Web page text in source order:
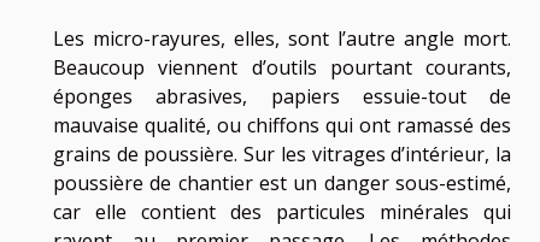
Les micro-rayures, elles, sont l’autre angle mort.
Beaucoup viennent d’outils pourtant courants,
éponges abrasives, papiers essuie-tout de
mauvaise qualité, ou chiffons qui ont ramassé des
grains de poussière. Sur les vitrages d’intérieur, la
poussière de chantier est un danger sous-estimé,
car elle contient des particules minérales qui